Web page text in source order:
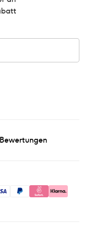
Bewertungen